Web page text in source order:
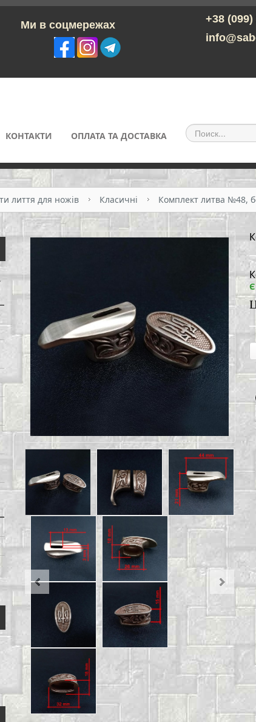
соцмережах
+38 (099)
КОНТАКТИ ОПЛАТА ТА ДОСТАВКА
лиття для ножів Класичні Комплект литва №48,